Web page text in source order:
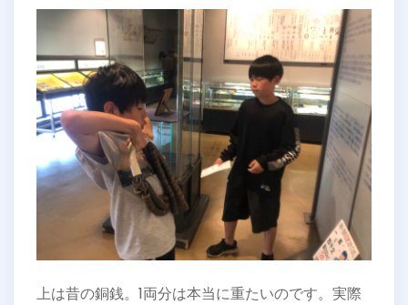
上は昔の銅銭。1両分は本当に重たいのです。実際